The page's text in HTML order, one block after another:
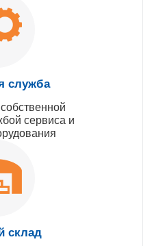
служба
сервиса и
склад